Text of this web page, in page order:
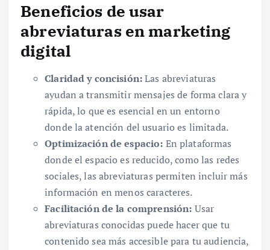
Beneficios de usar
abreviaturas en marketing
digital
Claridad y concisión:Las abreviaturas
ayudan a transmitir mensajes de forma clara y
rápida, lo que es esencial en un entorno
donde la atención del usuario es limitada.
Optimización de espacio: En plataformas
donde el espacio es reducido, como las redes
sociales, las abreviaturas permiten incluir más
información en menos caracteres.
Facilitación de la comprensión: Usar
abreviaturas conocidas puede hacer que tu
contenido sea más accesible para tu audiencia,